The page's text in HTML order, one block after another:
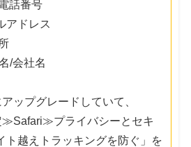
話番号
アドレス
/会社名
ップグレードしていて、
≫Safari≫プライバシーとセキ
ト越えトラッキングを防ぐ」を